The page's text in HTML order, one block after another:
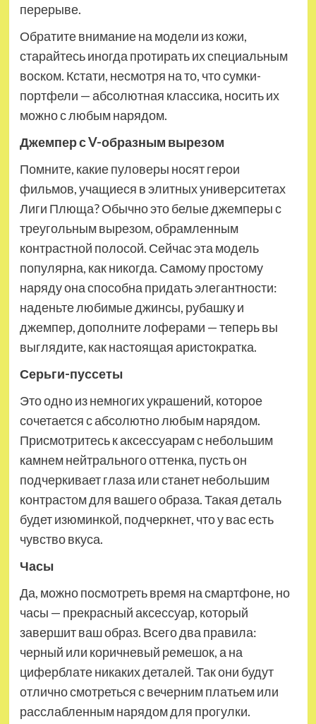
перерыве.
Обратите внимание на модели из кожи,
старайтесь иногда протирать их специальным
воском. Кстати, несмотря на то, что сумки-
портфели — абсолютная классика, носить их
можно с любым нарядом.
Джемпер сV-образным вырезом
Помните, какие пуловеры носят герои
фильмов, учащиеся в элитных университетах
Лиги Плюща? Обычно это белые джемперы с
треугольным вырезом, обрамленным
контрастной полосой. Сейчас эта модель
популярна, как никогда. Самому простому
наряду она способна придать элегантности:
наденьте любимые джинсы, рубашку и
джемпер, дополните лоферами — теперь вы
выглядите, как настоящая аристократка.
Серьги-пуссеты
Это одно из немногих украшений, которое
сочетается с абсолютно любым нарядом.
Присмотритесь к аксессуарам с небольшим
камнем нейтрального оттенка, пусть он
подчеркивает глаза или станет небольшим
контрастом для вашего образа. Такая деталь
будет изюминкой, подчеркнет, что у вас есть
чувство вкуса.
Часы
Да, можно посмотреть время на смартфоне, но
часы — прекрасный аксессуар, который
завершит ваш образ. Всего два правила:
черный или коричневый ремешок, а на
циферблате никаких деталей. Так они будут
отлично смотреться с вечерним платьем или
расслабленным нарядом для прогулки.